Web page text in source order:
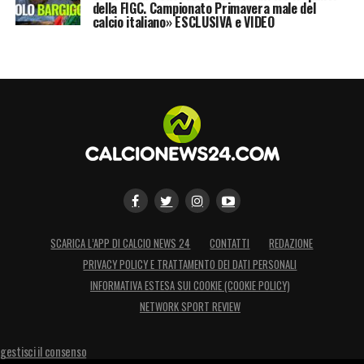
di capodanno un po’ meno.
LA PLAYLIST DELLE NOSTRE TOP NEWS
della FIGC. Campionato Primavera male del
calcio italiano» ESCLUSIVA e VIDEO
SCARICA L’APP DI CALCIO NEWS 24 CONTATTI
REDAZIONE
PRIVACY POLICY E TRATTAMENTO DEI DATI PERSONALI
INFORMATIVA ESTESA SUI COOKIE (COOKIE POLICY)
NETWORK SPORT REVIEW
gestisci il consenso